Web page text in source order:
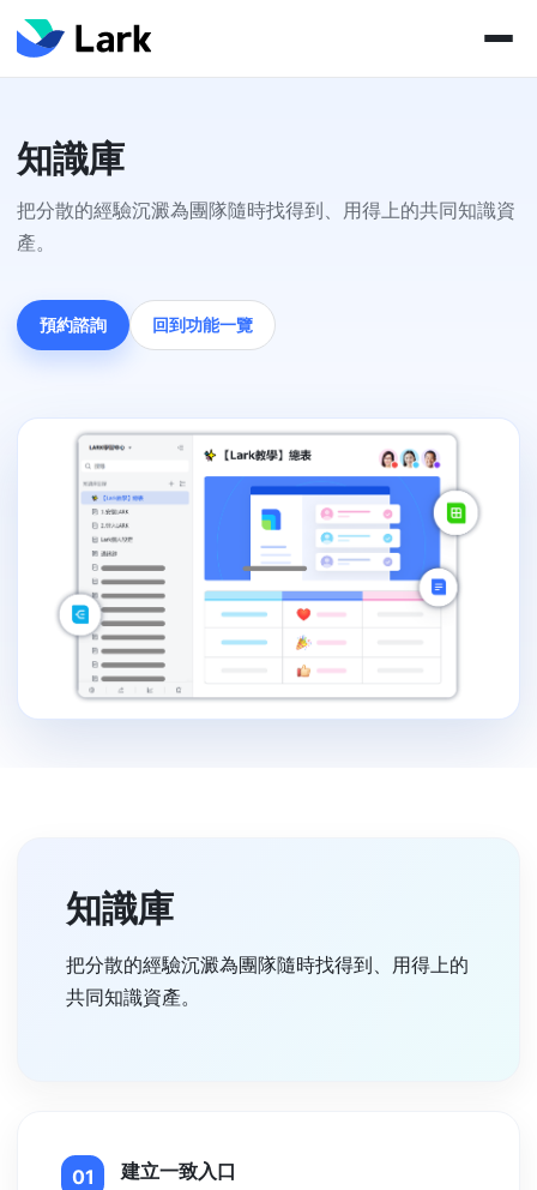
知識庫
把分散的經驗沉澱為團隊隨時找得到、用得上的共同知識資
產。
預約諮詢 回到功能一覽
知識庫
把分散的經驗沉澱為團隊隨時找得到、用得上的
共同知識資產。
01 建立一致入口